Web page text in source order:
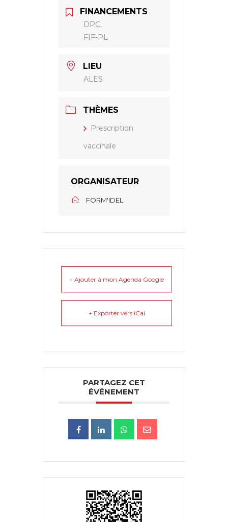
FINANCEMENTS
DPC,
FIF-PL
LIEU
ALES
THÈMES
Prescription
vaccinale
ORGANISATEUR
FORM'IDEL
+ Ajouter à mon Agenda Google
+ Exporter vers iCal
PARTAGEZ CET
ÉVÉNEMENT